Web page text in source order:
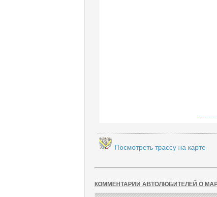
Посмотреть трассу на карте
КОММЕНТАРИИ АВТОЛЮБИТЕЛЕЙ О